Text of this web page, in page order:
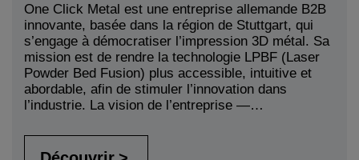
One Click Metal est une entreprise allemande B2B
innovante, basée dans la région de Stuttgart, qui
s’engage à démocratiser l’impression 3D métal. Sa
mission est de rendre la technologie LPBF (Laser
Powder Bed Fusion) plus accessible, intuitive et
abordable, afin de stimuler l’innovation dans
l’industrie. La vision de l’entreprise —…